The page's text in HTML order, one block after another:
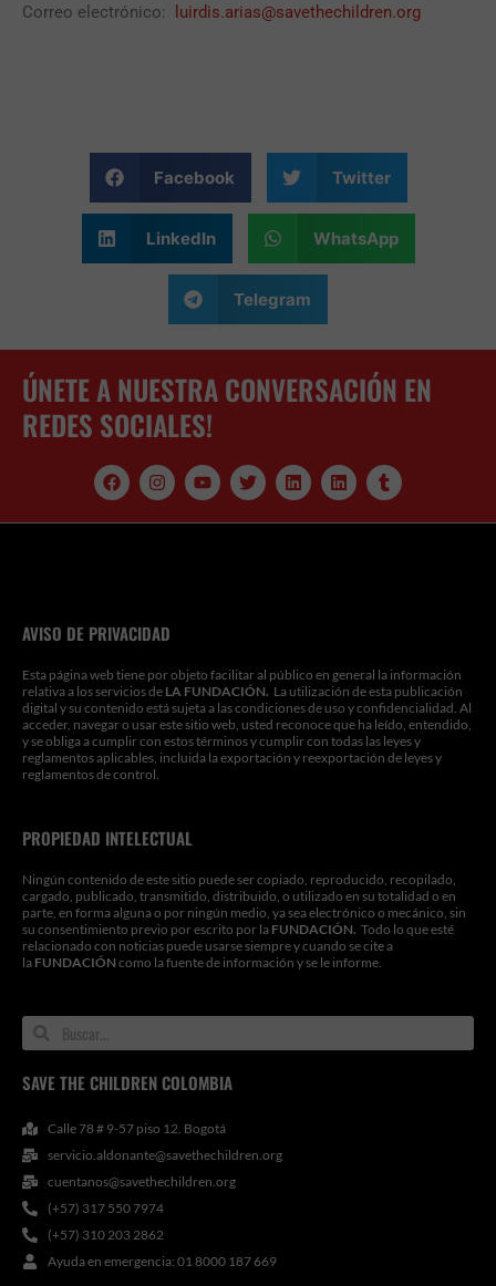
Correo electrónico: luirdis.arias@savethechildren.org
Facebook Twitter
LinkedIn WhatsApp
Telegram
ÚNETE A NUESTRA CONVERSACIÓN EN
REDES SOCIALES!
F
a
e
I
n
t
Y
o
t
T
w
t
L
i
k
L
i
k
T
u
b
AVISO DE PRIVACIDAD
Esta página web tiene por objeto facilitar al público en general la información
relativa a los servicios de LA FUNDACIÓN. La utilización de esta publicación
digital y su contenido está sujeta a las condiciones de uso y confidencialidad. Al
acceder, navegar o usar este sitio web, usted reconoce que ha leído, entendido,
y se obliga a cumplir con estos términos y cumplir con todas las leyes y
reglamentos aplicables, incluida la exportación y reexportación de leyes y
reglamentos de control.
PROPIEDAD INTELECTUAL
Ningún contenido de este sitio puede ser copiado, reproducido, recopilado,
cargado, publicado, transmitido, distribuido, o utilizado en su totalidad o en
parte, en forma alguna o por ningún medio, ya sea electrónico o mecánico, sin
su consentimiento previo por escrito por la FUNDACIÓN. Todo lo que esté
relacionado con noticias puede usarse siempre y cuando se cite a
la FUNDACIÓN como la fuente de información y se le informe.
SearchSearch
SAVE THE CHILDREN COLOMBIA
Calle 78 # 9-57 piso 12. Bogotá
servicio.aldonante@savethechildren.org
cuentanos@savethechildren.org
(+57) 317 550 7974
(+57) 310 203 2862
Ayuda en emergencia: 01 8000 187 669